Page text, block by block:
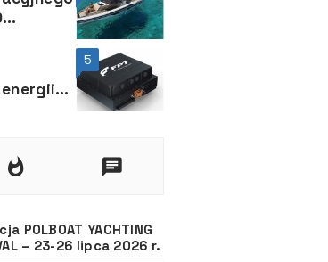
5
POLBOAT YACHTING
– 23-26 lipca 2026 r.